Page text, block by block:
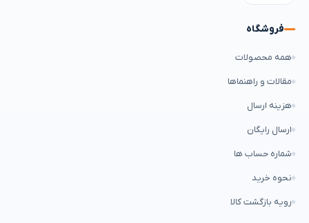
فروشگاه
همه محصولات
مقالات و راهنماها
هزینه ارسال
ارسال رایگان
شماره حساب ها
نحوه خرید
رویه بازگشت کالا